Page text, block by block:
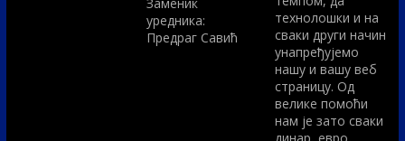
Заменик
уредника:
Предраг Савић
технолошки и на
сваки други начин
унапређујемо
нашу и вашу веб
страницу. Од
велике помоћи
нам је зато сваки